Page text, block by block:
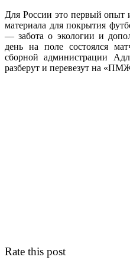
Для России это первый опыт
материала для покрытия
— забота о экологии и
день на поле состоялся
сборной администрации
разберут и перевезут на
Rate this post